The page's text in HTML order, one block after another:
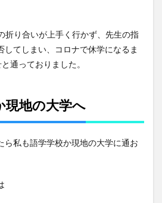
折り合いが上手く行かず、先生の指
してしまい、コロナで休学になるま
通っておりました。
現地の大学へ
ら私も語学学校か現地の大学に通お